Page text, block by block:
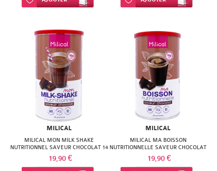
MILICAL
MILICAL MON MILK SHAKE
NUTRITIONNEL SAVEUR CHOCOLAT 14
PORTIONS
19,90 €
MILICAL
MILICAL MA BOISSON
NUTRITIONNELLE SAVEUR CHOCOLAT
19,90 €